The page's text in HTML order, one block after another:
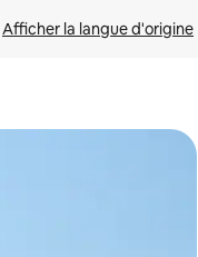
Afficher la langue d'origine